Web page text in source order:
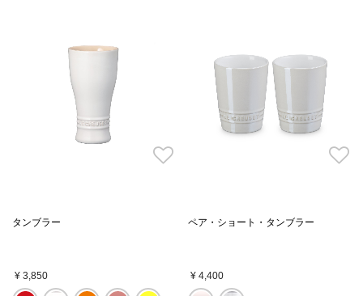
タンブラー
¥ 3,850
ペア・ショート・タンブラー
¥ 4,400